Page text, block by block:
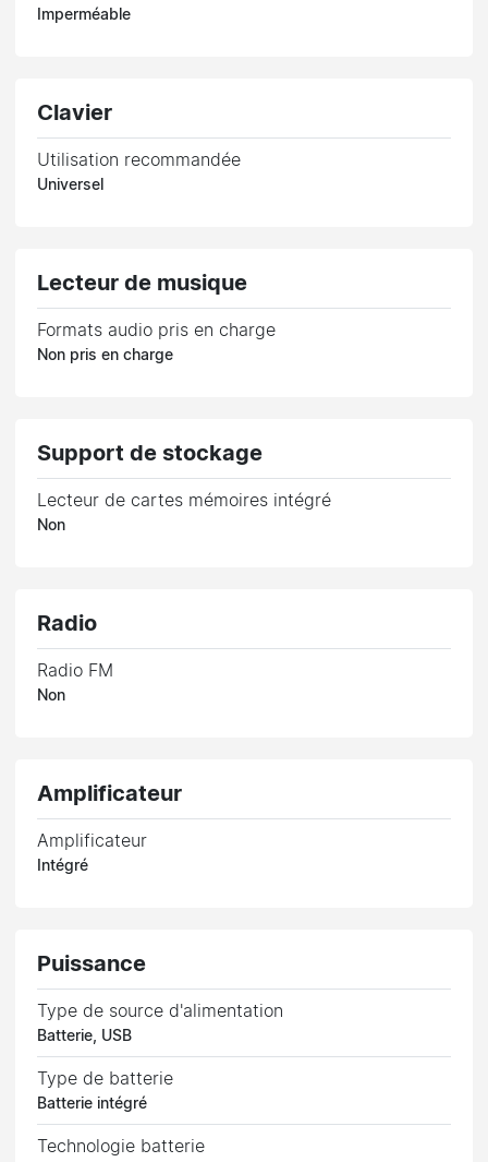
Imperméable
Clavier
Utilisation recommandée
Universel
Lecteur de musique
Formats audio pris en charge
Non pris en charge
Support de stockage
Lecteur de cartes mémoires intégré
Non
Radio
Radio FM
Non
Amplificateur
Amplificateur
Intégré
Puissance
Type de source d'alimentation
Batterie, USB
Type de batterie
Batterie intégré
Technologie batterie